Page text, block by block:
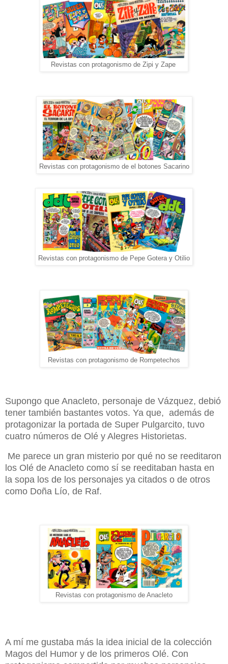
Revistas con protagonismo de Zipi y Zape
Revistas con protagonismo de el botones Sacarino
Revistas con protagonismo de Pepe Gotera y Otilio
Revistas con protagonismo de Rompetechos
Supongo que Anacleto, personaje de Vázquez, debió
tener también bastantes votos. Ya que, además de
protagonizar la portada de Super Pulgarcito, tuvo
cuatro números de Olé y Alegres Historietas.
Me parece un gran misterio por qué no se reeditaron
los Olé de Anacleto como sí se reeditaban hasta en
la sopa los de los personajes ya citados o de otros
como Doña Lío, de Raf.
Revistas con protagonismo de Anacleto
A mí me gustaba más la idea inicial de la colección
Magos del Humor y de los primeros Olé. Con